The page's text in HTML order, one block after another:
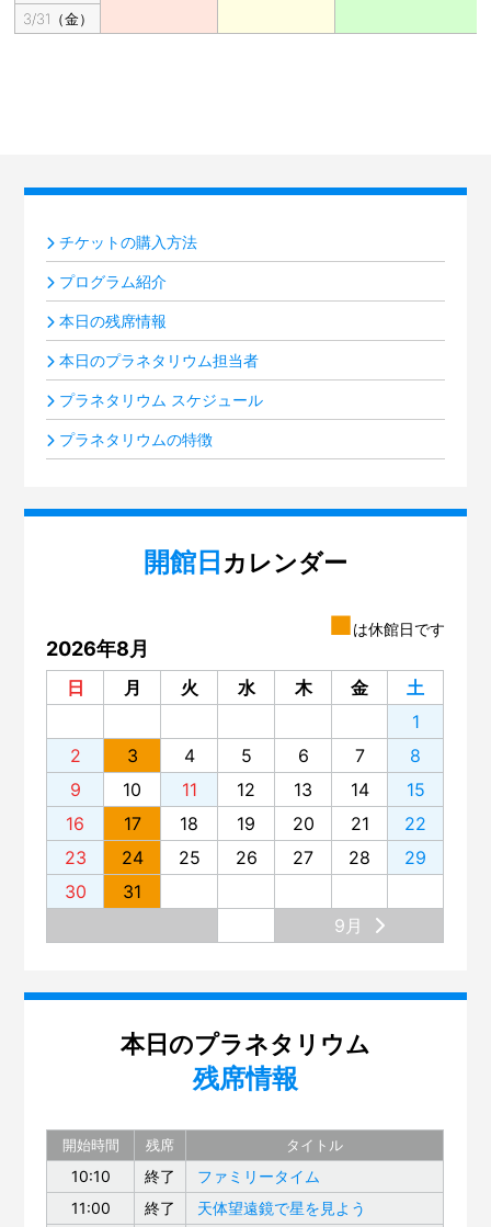
3/31（金）
チケットの購入方法
プログラム紹介
本日の残席情報
本日のプラネタリウム担当者
プラネタリウム スケジュール
プラネタリウムの特徴
開館日 カレンダー
■は休館日です
2026年8月
日 月 火 水 木 金
土
1
2
3 4 5 6 7
8
9
10 11 12 13 14
15
16
17 18 19 20 21
22
23
24 25 26 27 28
29
30
31
9月
本日のプラネタリウム
残席情報
開始時間 残席 タイトル
10:10 終了
ファミリータイム
11:00
終了 天体望遠鏡で星を見よう